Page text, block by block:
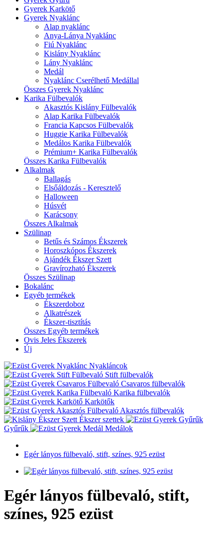
Gyerek Karkötő
Gyerek Nyaklánc
Alap nyaklánc
Anya-Lánya Nyaklánc
Fiú Nyaklánc
Kislány Nyaklánc
Lány Nyaklánc
Medál
Nyaklánc Cserélhető Medállal
Összes Gyerek Nyaklánc
Karika Fülbevalók
Akasztós Kislány Fülbevalók
Alap Karika Fülbevalók
Francia Kapcsos Fülbevalók
Huggie Karika Fülbevalók
Medálos Karika Fülbevalók
Prémium+ Karika Fülbevalók
Összes Karika Fülbevalók
Alkalmak
Ballagás
Elsőáldozás - Keresztelő
Halloween
Húsvét
Karácsony
Összes Alkalmak
Szülinap
Betűs és Számos Ékszerek
Horoszkópos Ékszerek
Ajándék Ékszer Szett
Gravírozható Ékszerek
Összes Szülinap
Bokalánc
Egyéb termékek
Ékszerdoboz
Alkatrészek
Ékszer-tisztítás
Összes Egyéb termékek
Ovis Jeles Ékszerek
Új
Nyakláncok
Stift fülbevalók
Csavaros fülbevalók
Karika fülbevalók
Karkötők
Akasztós fülbevalók
Ékszer szettek
Gyűrűk
Medálok
Egér lányos fülbevaló, stift, színes, 925 ezüst
Egér lányos fülbevaló, stift,
színes, 925 ezüst